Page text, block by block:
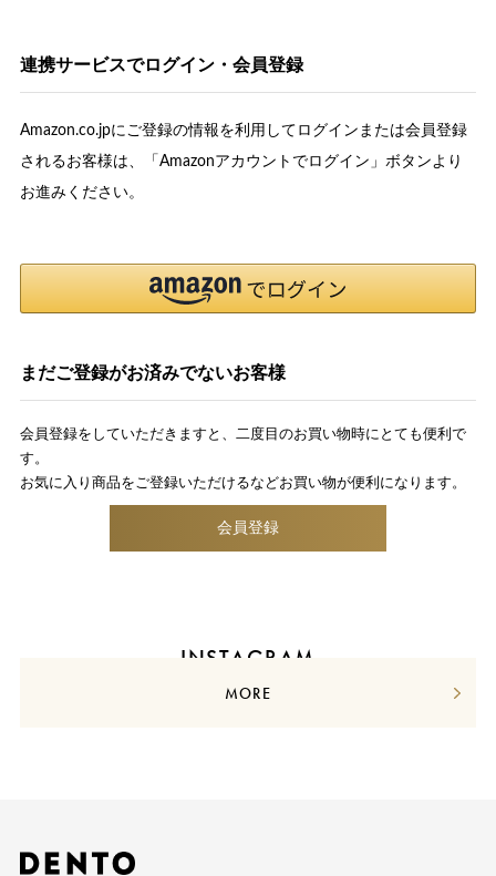
連携サービスでログイン・会員登録
Amazon.co.jpにご登録の情報を利用してログインまたは会員登録
されるお客様は、「Amazonアカウントでログイン」ボタンより
お進みください。
まだご登録がお済みでないお客様
会員登録をしていただきますと、二度目のお買い物時にとても便利で
す。
お気に入り商品をご登録いただけるなどお買い物が便利になります。
会員登録
INSTAGRAM
MORE